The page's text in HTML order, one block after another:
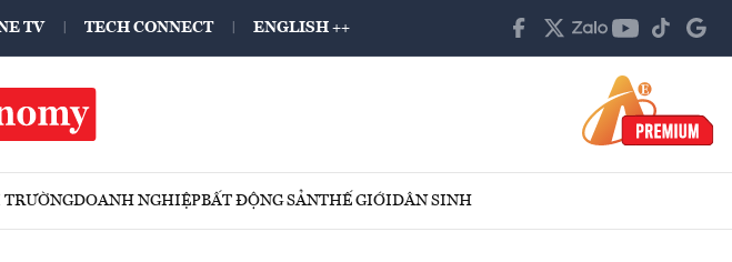
TV TECH CONNECT ENGLISH ++
DOANH NGHIỆPBẤT ĐỘNG SẢNTHẾ GIỚIDÂN SINH